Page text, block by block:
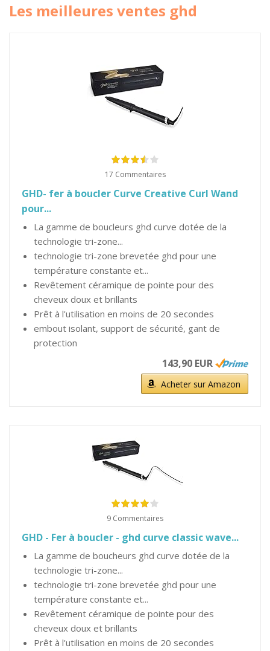
Les meilleures ventes ghd
17 Commentaires
GHD- fer à boucler Curve Creative Curl Wand
pour...
La gamme de boucleurs ghd curve dotée de la
technologie tri-zone...
technologie tri-zone brevetée ghd pour une
température constante et...
Revêtement céramique de pointe pour des
cheveux doux et brillants
Prêt à l'utilisation en moins de 20 secondes
embout isolant, support de sécurité, gant de
protection
143,90 EUR
Acheter sur Amazon
9 Commentaires
GHD - Fer à boucler - ghd curve classic wave...
La gamme de boucheurs ghd curve dotée de la
technologie tri-zone...
technologie tri-zone brevetée ghd pour une
température constante et...
Revêtement céramique de pointe pour des
cheveux doux et brillants
Prêt à l'utilisation en moins de 20 secondes